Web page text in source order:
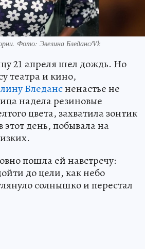
Фото: Эвелина Бледанс/Vk
21 апреля шел дождь. Но
театра и кино,
Бледансненастье не
надела резиновые
цвета, захватила зонтик
день, побывала на
пошла ей навстречу:
до цели, как небо
солнышко и перестал